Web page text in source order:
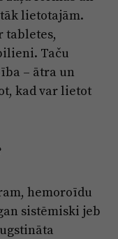
politika
kodekss
lietotajām.
tabletes,
Taču
– ātra un
kad var lietot
hemoroīdu
sistēmiski jeb